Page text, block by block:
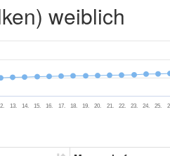
weiblich
13. 14. 15. 16. 17. 18. 19. 20. 21. 22. 23. 24. 25.